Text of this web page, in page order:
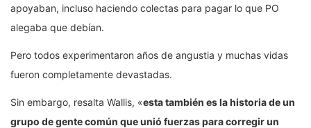
apoyaban, incluso haciendo colectas para pagar lo que PO
alegaba que debían.
Pero todos experimentaron años de angustia y muchas vidas
fueron completamente devastadas.
Sin embargo, resalta Wallis, «esta también es lahistoria de un
grupo degente común queunió fuerzas para corregir un